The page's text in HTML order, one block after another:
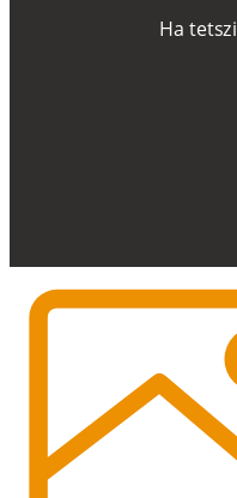
Ha tetszi